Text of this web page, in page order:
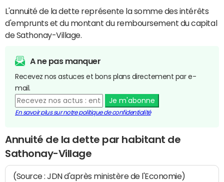
L'annuité de la dette représente la somme des intérêts
d'emprunts et du montant du remboursement du capital
de Sathonay-Village.
A ne pas manquer
Recevez nos astuces et bons plans directement par e-
mail.
Je m'abonne
En savoir plus sur notre politique de confidentialité
Annuité de la dette par habitant de
Sathonay-Village
(Source : JDN d'après ministère de l'Economie)